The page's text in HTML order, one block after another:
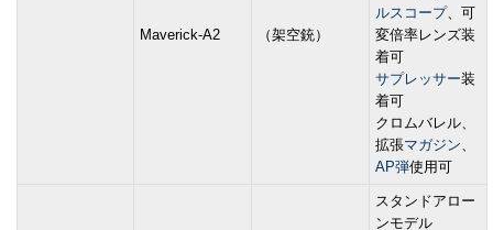
Maverick-A2 （架空銃）
ルスコープ、可
変倍率レンズ装
着可
サプレッサー装
着可
クロムバレル、
拡張マガジン、
AP弾使用可
スタンドアロー
ンモデル